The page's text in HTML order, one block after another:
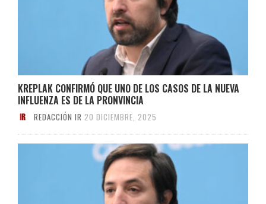
KREPLAK CONFIRMÓ QUE UNO DE LOS CASOS DE LA NUEVA
INFLUENZA ES DE LA PRONVINCIA
REDACCIÓN IR 20 DICIEMBRE, 2025